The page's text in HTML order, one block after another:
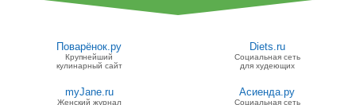
Поварёнок.ру
Крупнейший
кулинарный сайт
Diets.ru
Социальная сеть
для худеющих
myJane.ru
Женский журнал
Асиенда.ру
Социальная сеть